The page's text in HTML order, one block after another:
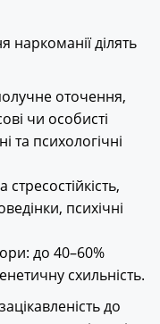
ділять
оточення,
чи особисті
та психологічні
психічні
до 40–60%
схильність.
до